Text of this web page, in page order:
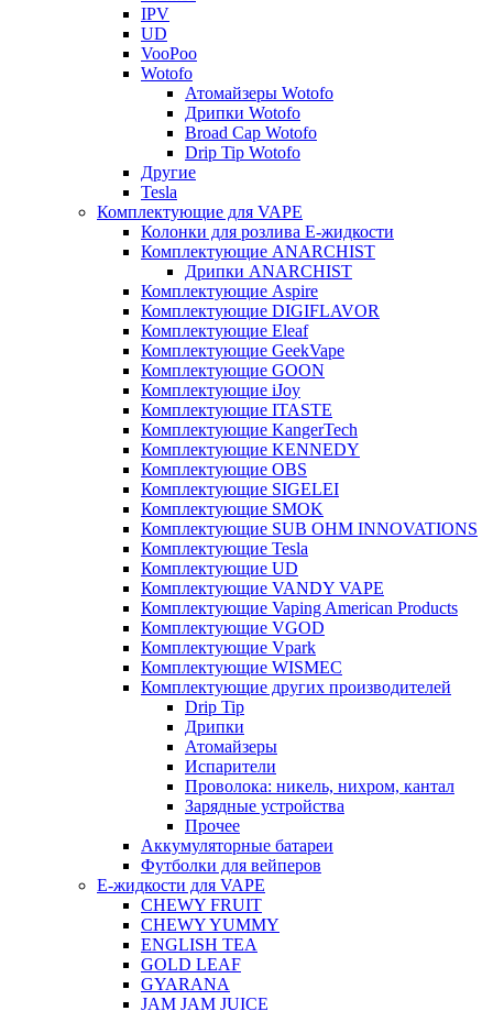
IPV
UD
VooPoo
Wotofo
Атомайзеры Wotofo
Дрипки Wotofo
Broad Cap Wotofo
Drip Tip Wotofo
Другие
Tesla
Комплектующие для VAPE
Колонки для розлива Е-жидкости
Комплектующие ANARCHIST
Дрипки ANARCHIST
Комплектующие Aspire
Комплектующие DIGIFLAVOR
Комплектующие Eleaf
Комплектующие GeekVape
Комплектующие GOON
Комплектующие iJoy
Комплектующие ITASTE
Комплектующие KangerTech
Комплектующие KENNEDY
Комплектующие OBS
Комплектующие SIGELEI
Комплектующие SMOK
Комплектующие SUB OHM INNOVATIONS
Комплектующие Tesla
Комплектующие UD
Комплектующие VANDY VAPE
Комплектующие Vaping American Products
Комплектующие VGOD
Комплектующие Vpark
Комплектующие WISMEC
Комплектующие других производителей
Drip Tip
Дрипки
Атомайзеры
Испарители
Проволока: никель, нихром, кантал
Зарядные устройства
Прочее
Аккумуляторные батареи
Футболки для вейперов
Е-жидкости для VAPE
CHEWY FRUIT
CHEWY YUMMY
ENGLISH TEA
GOLD LEAF
GYARANA
JAM JAM JUICE